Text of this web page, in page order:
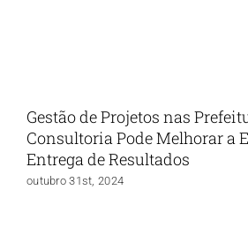
Gestão de Projetos nas
Consultoria Pode Melhorar a
Entrega de Resultados
outubro 31st, 2024